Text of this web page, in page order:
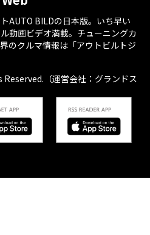
AUTO BILDの日本版。いち早い
動画ビデオ満載。チューニングカ
のクルマ情報は「アウトビルトジ
（運営会社：グランドス